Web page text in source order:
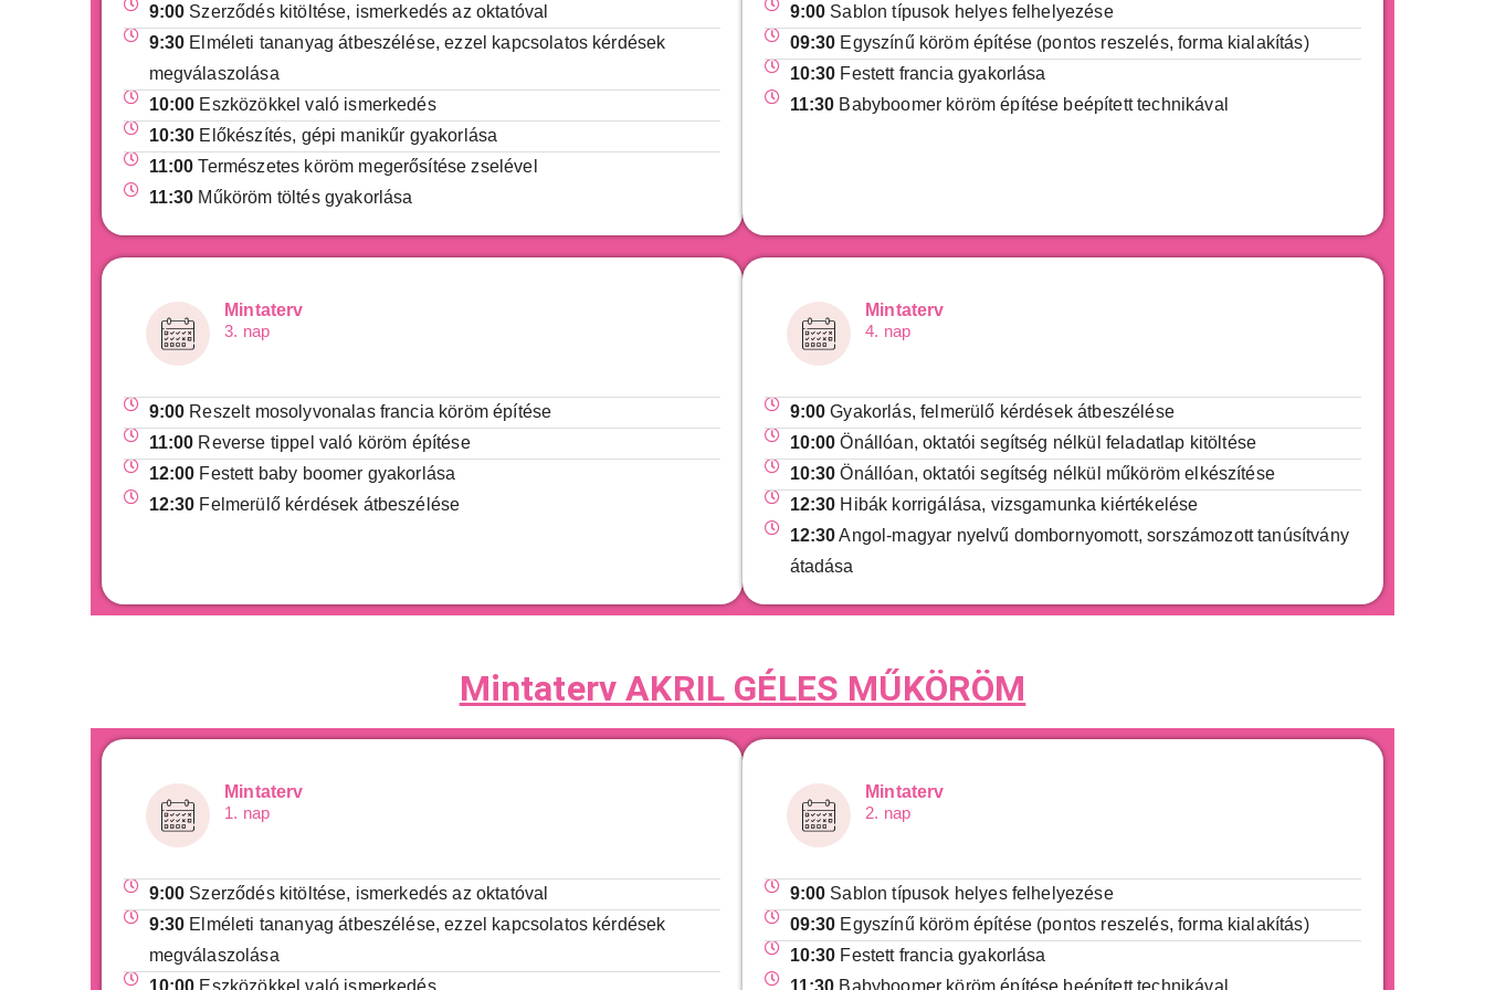
9:00 Szerződés kitöltése, ismerkedés az oktatóval
9:30 Elméleti tananyag átbeszélése, ezzel kapcsolatos kérdések
megválaszolása
10:00 Eszközökkel való ismerkedés
10:30 Előkészítés, gépi manikűr gyakorlása
11:00 Természetes köröm megerősítése zselével
11:30 Műköröm töltés gyakorlása
9:00 Sablon típusok helyes felhelyezése
09:30 Egyszínű köröm építése (pontos reszelés, forma kialakítás)
10:30 Festett francia gyakorlása
11:30 Babyboomer köröm építése beépített technikával
Mintaterv
3. nap
9:00 Reszelt mosolyvonalas francia köröm építése
11:00 Reverse tippel való köröm építése
12:00 Festett baby boomer gyakorlása
12:30 Felmerülő kérdések átbeszélése
Mintaterv
4. nap
9:00 Gyakorlás, felmerülő kérdések átbeszélése
10:00 Önállóan, oktatói segítség nélkül feladatlap kitöltése
10:30 Önállóan, oktatói segítség nélkül műköröm elkészítése
12:30 Hibák korrigálása, vizsgamunka kiértékelése
12:30Angol-magyar nyelvű dombornyomott, sorszámozott tanúsítvány
átadása
Mintaterv AKRIL GÉLES MŰKÖRÖM
Mintaterv
1. nap
9:00 Szerződés kitöltése, ismerkedés az oktatóval
9:30 Elméleti tananyag átbeszélése, ezzel kapcsolatos kérdések
megválaszolása
10:00 Eszközökkel való ismerkedés
Mintaterv
2. nap
9:00 Sablon típusok helyes felhelyezése
09:30 Egyszínű köröm építése (pontos reszelés, forma kialakítás)
10:30 Festett francia gyakorlása
11:30 Babyboomer köröm építése beépített technikával